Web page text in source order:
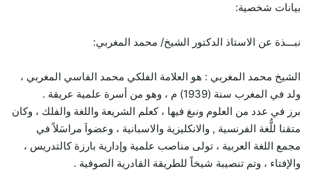
بيانات شخصية:
نبـــذة عن الاستاذ الدكتور الشيخ/ محمد المغربي:
الشيخ محمد المغربي : هو العلامة الفلكي محمد الفاسي المغربي ،
ولد في المغرب سنة (1939) م ، وهو من أسرة علمية عريقة .
برز في عدد من العلوم ونبغ فيها ، كعلم الشريعة واللغة والفلك ، وكان
متقنا للُّغة الفرنسية , والانكليزية والاسبانية ، وعضواَ مراسَلاً في
مجمع اللغة العربية ، تولى مناصب علمية وإدارية بارزة كالتدريس ،
والإفتاء ، وتم تنصيبة شيخاً للطريقة القادرية الصوفية .